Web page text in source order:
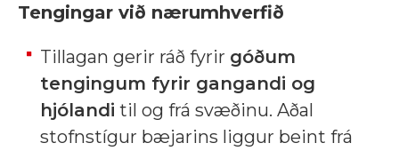
Tengingar við nærumhverfið
Tillagan gerir ráð fyrir góðum
tengingum fyrir gangandi og
hjólandi til og frá svæðinu. Aðal
stofnstígur bæjarins liggur beint frá